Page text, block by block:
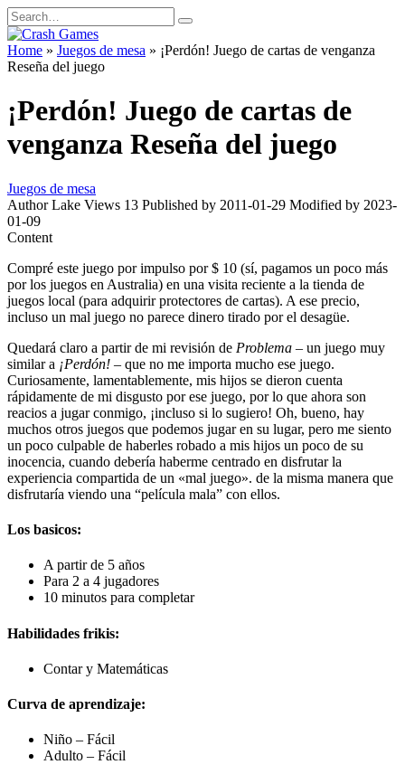
Skip
to
content
Search
for:
Home » Juegos de mesa » ¡Perdón! Juego de cartas de venganza
Reseña del juego
¡Perdón! Juego de cartas de
venganza Reseña del juego
Juegos de mesa
Author Lake Views 13 Published by 2011-01-29 Modified by 2023-
01-09
Content
Compré este juego por impulso por $ 10 (sí, pagamos un poco más
por los juegos en Australia) en una visita reciente a la tienda de
juegos local (para adquirir protectores de cartas). A ese precio,
incluso un mal juego no parece dinero tirado por el desagüe.
Quedará claro a partir de mi revisión de Problema – un juego muy
similar a ¡Perdón! – que no me importa mucho ese juego.
Curiosamente, lamentablemente, mis hijos se dieron cuenta
rápidamente de mi disgusto por ese juego, por lo que ahora son
reacios a jugar conmigo, ¡incluso si lo sugiero! Oh, bueno, hay
muchos otros juegos que podemos jugar en su lugar, pero me siento
un poco culpable de haberles robado a mis hijos un poco de su
inocencia, cuando debería haberme centrado en disfrutar la
experiencia compartida de un «mal juego». de la misma manera que
disfrutaría viendo una “película mala” con ellos.
Los basicos:
A partir de 5 años
Para 2 a 4 jugadores
10 minutos para completar
Habilidades frikis:
Contar y Matemáticas
Curva de aprendizaje:
Niño – Fácil
Adulto – Fácil